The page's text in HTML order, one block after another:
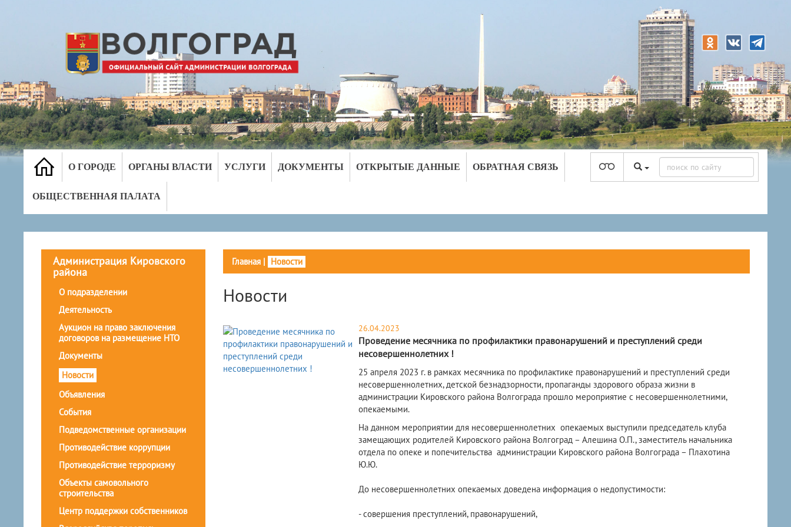
О ГОРОДЕ ОРГАНЫ ВЛАСТИ УСЛУГИ ДОКУМЕНТЫ ОТКРЫТЫЕ ДАННЫЕ ОБРАТНАЯ СВЯЗЬ
ОБЩЕСТВЕННАЯ ПАЛАТА
Администрация Кировского
района
О подразделении
Деятельность
Аукцион на право заключения
договоров на размещение НТО
Документы
Новости
Объявления
События
Подведомственные организации
Противодействие коррупции
Противодействие терроризму
Объекты самовольного
строительства
Центр поддержки собственников
Главная| Новости
Новости
26.04.2023
Проведение месячника по профилактики правонарушений и преступлений среди
несовершеннолетних !
25 апреля 2023 г. в рамках месячника по профилактике правонарушений и преступлений среди
несовершеннолетних, детской безнадзорности, пропаганды здорового образа жизни в
администрации Кировского района Волгограда прошло мероприятие с несовершеннолетними,
опекаемыми.
​На данном мероприятии для несовершеннолетних опекаемых выступили председатель клуба
замещающих родителей Кировского района Волгоград – Алешина О.П., заместитель начальника
отдела по опеке и попечительства администрации Кировского района Волгограда – Плахотина
Ю.Ю.
До несовершеннолетних опекаемых доведена информация о недопустимости:
- совершения преступлений, правонарушений,